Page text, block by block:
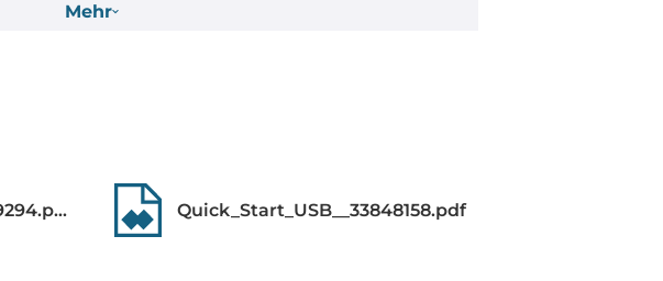
72 mm
Mehr
USB_2000_Manual__26719294.pdf Quick_Start_USB__33848158.pdf